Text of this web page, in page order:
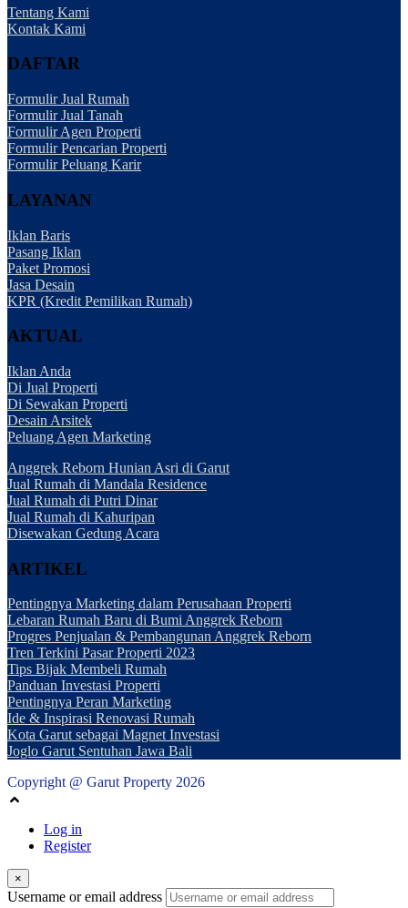
Tentang Kami
Kontak Kami
DAFTAR
Formulir Jual Rumah
Formulir Jual Tanah
Formulir Agen Properti
Formulir Pencarian Properti
Formulir Peluang Karir
LAYANAN
Iklan Baris
Pasang Iklan
Paket Promosi
Jasa Desain
KPR (Kredit Pemilikan Rumah)
AKTUAL
Iklan Anda
Di Jual Properti
Di Sewakan Properti
Desain Arsitek
Peluang Agen Marketing
Anggrek Reborn Hunian Asri di Garut
Jual Rumah di Mandala Residence
Jual Rumah di Putri Dinar
Jual Rumah di Kahuripan
Disewakan Gedung Acara
ARTIKEL
Pentingnya Marketing dalam Perusahaan Properti
Lebaran Rumah Baru di Bumi Anggrek Reborn
Progres Penjualan & Pembangunan Anggrek Reborn
Tren Terkini Pasar Properti 2023
Tips Bijak Membeli Rumah
Panduan Investasi Properti
Pentingnya Peran Marketing
Ide & Inspirasi Renovasi Rumah
Kota Garut sebagai Magnet Investasi
Joglo Garut Sentuhan Jawa Bali
Copyright @ Garut Property 2026
Log in
Register
×
Username or email address